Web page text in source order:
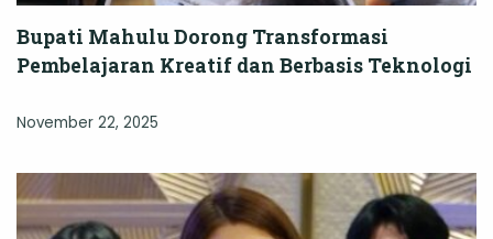
Bupati Mahulu Dorong Transformasi
Pembelajaran Kreatif dan Berbasis Teknologi
November 22, 2025